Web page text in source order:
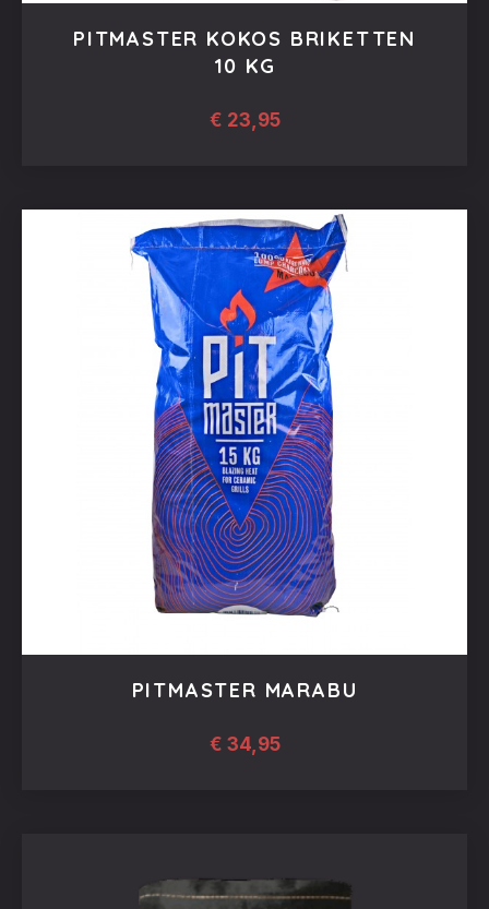
PITMASTER KOKOS BRIKETTEN
10 KG
€ 23,95
PITMASTER MARABU
€ 34,95